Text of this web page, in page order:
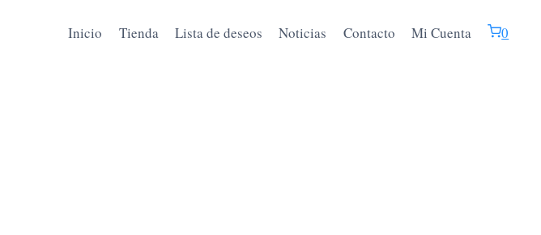
Inicio Tienda Lista de deseos Noticias Contacto Mi Cuenta 0